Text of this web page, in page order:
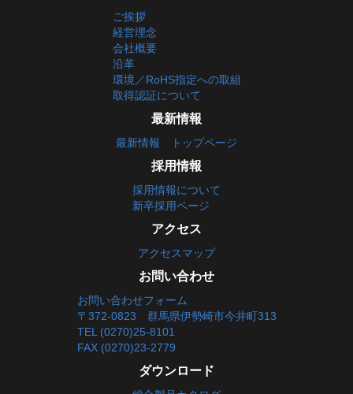
ご挨拶
経営理念
会社概要
沿革
環境／RoHS指定への取組
取得認証について
最新情報
最新情報 トップページ
採用情報
採用情報について
新卒採用ページ
アクセス
アクセスマップ
お問い合わせ
お問い合わせフォーム
〒372-0823 群馬県伊勢崎市今井町313
TEL (0270)25-8101
FAX (0270)23-2779
ダウンロード